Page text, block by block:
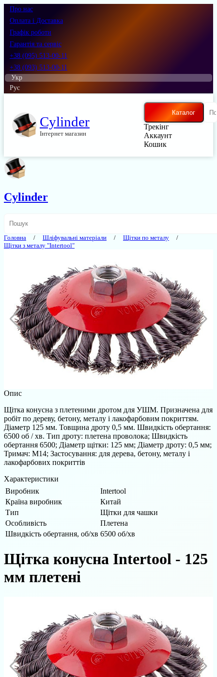
Про нас
Оплата і Доставка
Графік роботи
Гарантія та сервіс
+38 (095) 513-00-11
+38 (093) 513-00-11
Укр
Рус
Cylinder
Інтернет магазин
Каталог
Трекінг
Аккаунт
Кошик
Cylinder
Головна Шліфувальні матеріали
Щітки по металу
Щітки з металу "Intertool"
Опис
Щітка конусна з плетеними дротом для УШМ. Призначена для
робіт по дереву, бетону, металу і лакофарбовим покриттям.
Діаметр 125 мм. Товщина дроту 0,5 мм. Швидкість обертання:
6500 об / хв. Тип дроту: плетена проволока; Швидкість
обертання 6500; Діаметр щітки: 125 мм; Діаметр дроту: 0,5 мм;
Тримач: М14; Застосування: для дерева, бетону, металу і
лакофарбових покриттів
Характеристики
Виробник
Intertool
Країна виробник
Китай
Тип
Щітки для чашки
Особливість
Плетена
Швидкість обертання, об/хв 6500 об/хв
Щітка конусна Intertool - 125
мм плетені